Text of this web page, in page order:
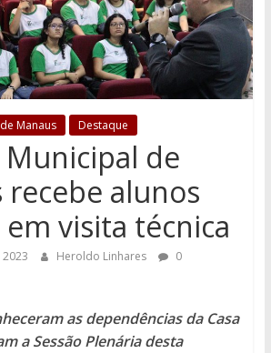
Manaus Destaque
Municipal de
recebe alunos
visita técnica
Heroldo Linhares
0
as dependências da Casa
a Sessão Plenária desta